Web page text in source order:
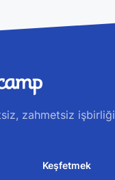
zahmetsiz işbirliği
Keşfetmek